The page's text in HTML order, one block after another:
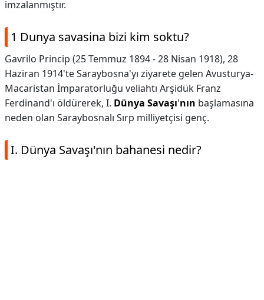
imzalanmıştır.
1 Dunya savasina bizi kim soktu?
Gavrilo Princip (25 Temmuz 1894 - 28 Nisan 1918), 28
Haziran 1914'te Saraybosna'yı ziyarete gelen Avusturya-
Macaristan İmparatorluğu veliahtı Arşidük Franz
Ferdinand'ı öldürerek, I. Dünya Savaşı'nın başlamasına
neden olan Saraybosnalı Sırp milliyetçisi genç.
I. Dünya Savaşı'nın bahanesi nedir?